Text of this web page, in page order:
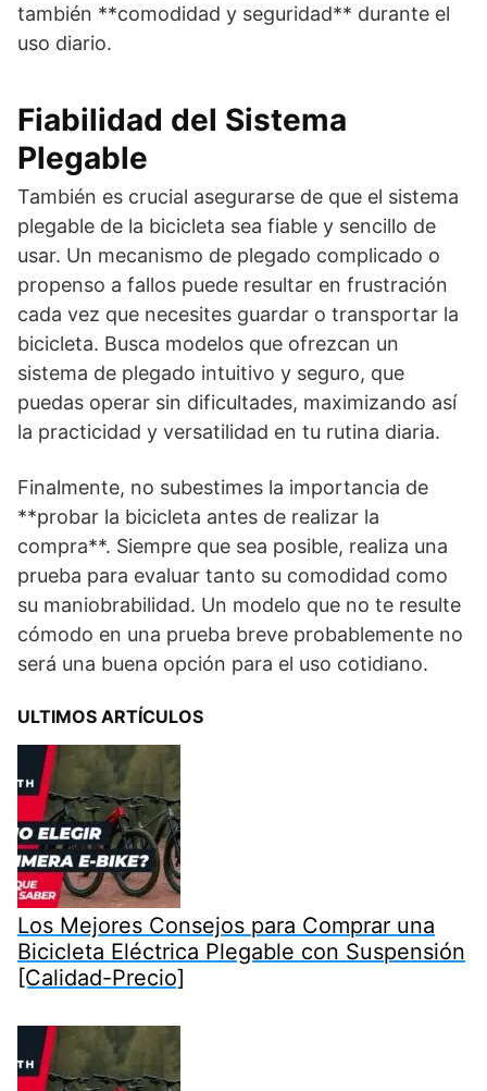
también **comodidad y seguridad** durante el
uso diario.
Fiabilidad del Sistema
Plegable
También es crucial asegurarse de que el sistema
plegable de la bicicleta sea fiable y sencillo de
usar. Un mecanismo de plegado complicado o
propenso a fallos puede resultar en frustración
cada vez que necesites guardar o transportar la
bicicleta. Busca modelos que ofrezcan un
sistema de plegado intuitivo y seguro, que
puedas operar sin dificultades, maximizando así
la practicidad y versatilidad en tu rutina diaria.
Finalmente, no subestimes la importancia de
**probar la bicicleta antes de realizar la
compra**. Siempre que sea posible, realiza una
prueba para evaluar tanto su comodidad como
su maniobrabilidad. Un modelo que no te resulte
cómodo en una prueba breve probablemente no
será una buena opción para el uso cotidiano.
ULTIMOS ARTÍCULOS
Los Mejores Consejos para Comprar una
Bicicleta Eléctrica Plegable con Suspensión
[Calidad-Precio]